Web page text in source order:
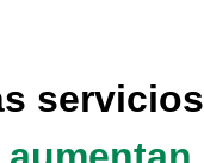
servicios